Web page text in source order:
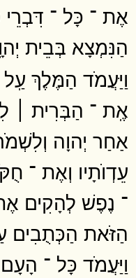
אֶת ־ כָּל ־
הַנִּמְצָא בְּבֵית
וַיַּעֲמֹד הַמֶּלֶךְ
אֶֽת ־ הַבְּרִית ׀
אַחַר יְהוָה
עֵדְוֺתָיו וְאֶת ־
־ נֶפֶשׁ לְהָקִים
הַזֹּאת הַכְּתֻבִים
וַיַּעֲמֹד כָּל ־ הָעָם